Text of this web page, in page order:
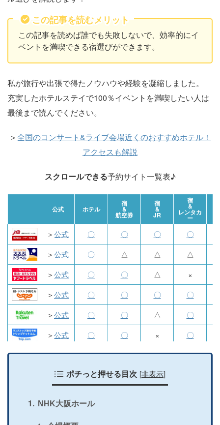
この記事を読むメリット
この記事を読めば誰でも失敗しないで、効率的にイ
ベントを満喫できる宿選びができます。
私が旅行や出張で得たノウハウや経験を凝縮しました。
充実したホテルステイで100％イベントを満喫したい人は
最後まで読んでください。
＞全国のコンサート&ライブ会場近くのおすすめホテル！
アクセスも解説
スクロールできる予約サイト一覧表♪
公式 ホテル
宿
&
航空券
宿
&
JR
宿
&
レンタカ
ー
＞公式 〇 〇 〇
〇
＞公式 〇 △ △
△
＞公式 〇 〇 △
×
＞公式 〇 〇 〇 〇
＞公式 〇 〇 △
〇
＞公式 〇 〇 × 〇
＞公式 〇 〇 × 〇
公式 〇 × ×
ポチっと押せる目次 [非表示]
NHK大阪ホール